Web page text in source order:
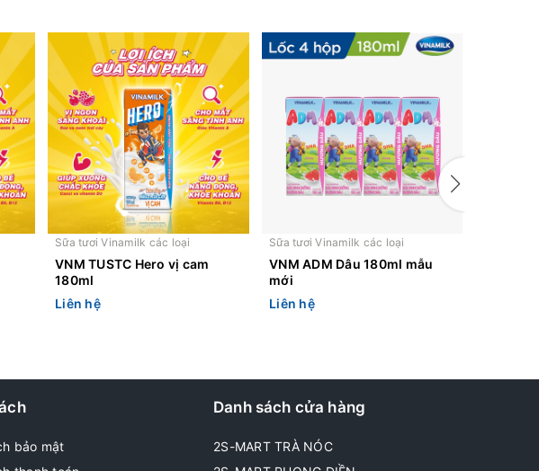
Sữa tươi Vinamilk các loại
VNM TUSTC Hero vị cam
180ml
Liên hệ
Sữa tươi Vinamilk các loại
VNM ADM Dâu 180ml mẫu
mới
Liên hệ
bảo mật
Danh sách cửa hàng
2S-MART TRÀ NÓC